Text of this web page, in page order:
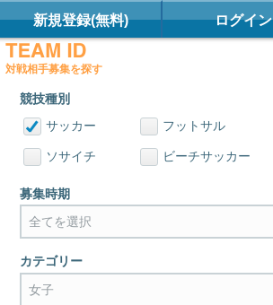
新規登録(無料) ログイン
対戦相手募集を探す
競技種別
サッカー
フットサル
ソサイチ ビーチサッカー
募集時期
カテゴリー